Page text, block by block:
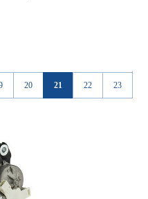
20 21 22 23